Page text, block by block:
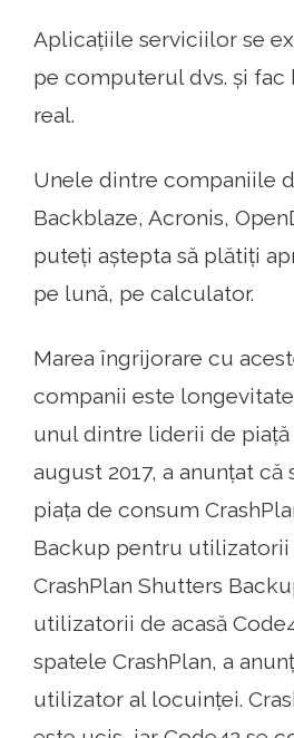
Aplicațiile serviciilor se
pe computerul dvs. și
real.
Unele dintre companiile
Backblaze, Acronis,
puteți aștepta să plătiți
pe lună, pe calculator.
Marea îngrijorare cu
companii este
unul dintre liderii de piață
august 2017, a anunțat că
piața de consum
Backup pentru utilizatorii
CrashPlan Shutters
utilizatorii de acasă
spatele CrashPlan, a
utilizator al locuinței.